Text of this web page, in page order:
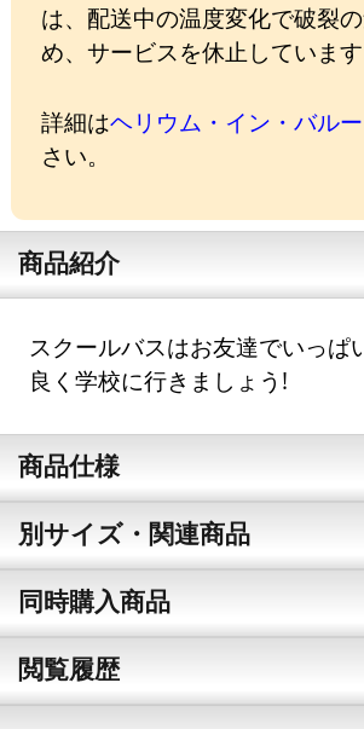
は、配送中の温度変化で破裂
め、サービスを休止しています
詳細はヘリウム・イン・バル
さい。
商品紹介
スクールバスはお友達でいっぱ
良く学校に行きましょう!
商品仕様
別サイズ・関連商品
同時購入商品
閲覧履歴